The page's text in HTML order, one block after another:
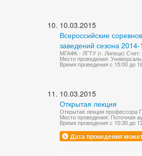
10.03.2015
Всероссийские
заведений сезона
МГАФК - ЛГТУ (г. Липецк) Счет:
Место проведения:
Время проведения с 15:00 до
10.03.2015
Открытая лекция
Открытая лекция профессора
Место проведения: Поточная
Время проведения с 10:30 до
Дата проведения